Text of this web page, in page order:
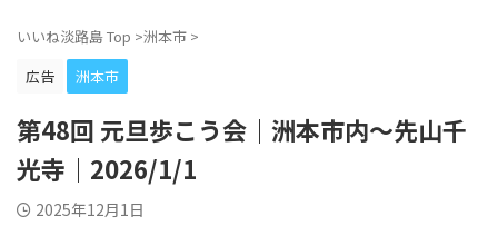
いいね淡路島 Top >洲本市 >
広告
洲本市
第48回 元旦歩こう会｜洲本市内～先山千
光寺｜2026/1/1
2025年12月1日